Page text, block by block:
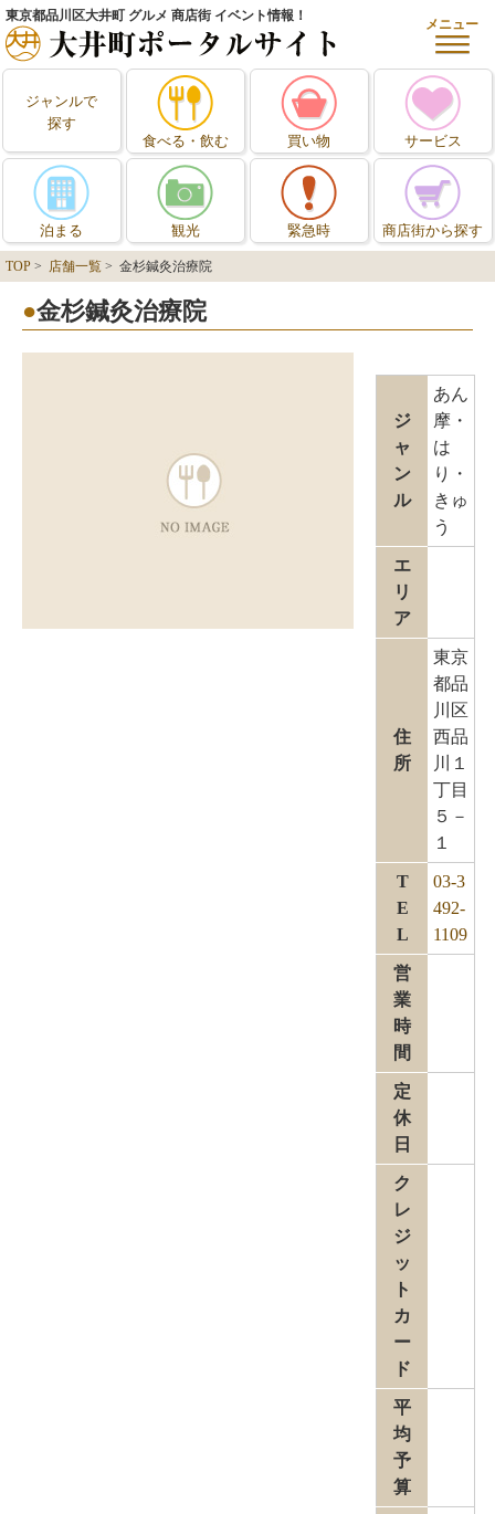
東京都品川区大井町 グルメ 商店街 イベント情報！
メニュー
ジャンルで
探す
食べる・飲む
買い物 サービス
泊まる 観光 緊急時 商店街から探す
TOP > 店舗一覧 > 金杉鍼灸治療院
金杉鍼灸治療院
ジ
ャ
ン
ル
あん
摩・
は
り・
きゅ
う
エ
リ
ア
住
所
東京
都品
川区
西品
川１
丁目
５－
１
T
E
L
03-3
492-
1109
営
業
時
間
定
休
日
ク
レ
ジ
ッ
ト
カ
ー
ド
平
均
予
算